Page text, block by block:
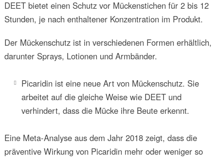
DEET bietet einen Schutz vor Mückenstichen für 2 bis 12
Stunden, je nach enthaltener Konzentration im Produkt.
Der Mückenschutz ist in verschiedenen Formen erhältlich,
darunter Sprays, Lotionen und Armbänder.
Picaridin ist eine neue Art von Mückenschutz. Sie
arbeitet auf die gleiche Weise wie DEET und
verhindert, dass die Mücke ihre Beute erkennt.
Eine Meta-Analyse aus dem Jahr 2018 zeigt, dass die
präventive Wirkung von Picaridin mehr oder weniger so